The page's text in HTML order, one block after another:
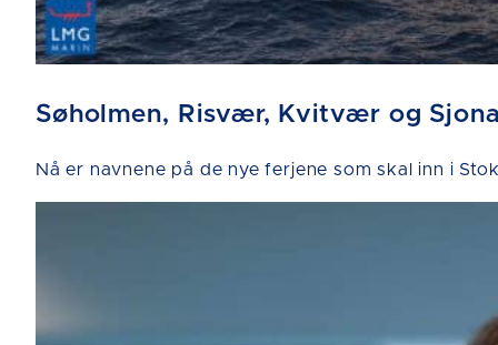
Søholmen, Risvær, Kvitvær og
Nå er navnene på de nye ferjene som skal inn i